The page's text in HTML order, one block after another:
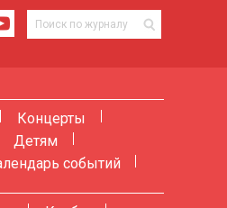
Концерты
Детям
событий